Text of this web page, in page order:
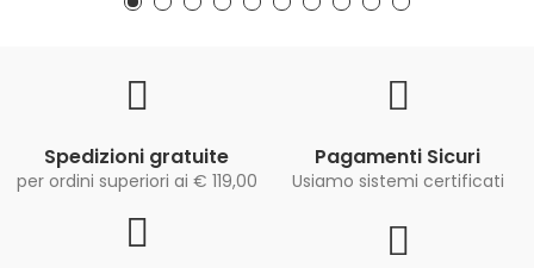
Spedizioni gratuite
per ordini superiori ai € 119,00
Pagamenti Sicuri
Usiamo sistemi certificati